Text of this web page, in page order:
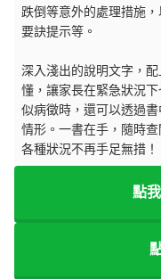
跌倒等意外的處理措施
要訣提示等。
深入淺出的說明文字，
懂，讓家長在緊急狀況
似病徵時，還可以透過
情形。一書在手，隨時
各種狀況不再手足無措！
點